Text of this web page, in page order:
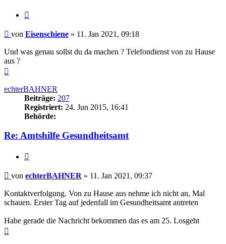
Beitrag
von Eisenschiene » 11. Jan 2021, 09:18
Und was genau sollst du da machen ? Telefondienst von zu Hause
aus ?
echterBAHNER
Beiträge: 207
Registriert: 24. Jun 2015, 16:41
Behörde:
Re: Amtshilfe Gesundheitsamt
Beitrag
von echterBAHNER » 11. Jan 2021, 09:37
Kontaktverfolgung. Von zu Hause aus nehme ich nicht an, Mal
schauen. Erster Tag auf jedenfall im Gesundheitsamt antreten
Habe gerade die Nachricht bekommen das es am 25. Losgeht